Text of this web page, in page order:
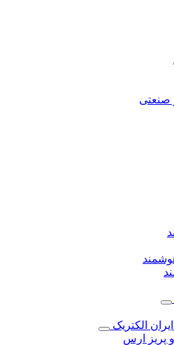
صنعتی
الکتریک
و پریز ارس